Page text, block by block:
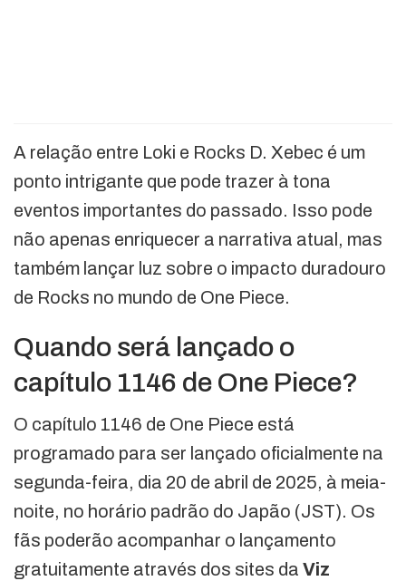
A relação entre Loki e Rocks D. Xebec é um
ponto intrigante que pode trazer à tona
eventos importantes do passado. Isso pode
não apenas enriquecer a narrativa atual, mas
também lançar luz sobre o impacto duradouro
de Rocks no mundo de One Piece.
Quando será lançado o
capítulo 1146 de One Piece?
O capítulo 1146 de One Piece está
programado para ser lançado oficialmente na
segunda-feira, dia 20 de abril de 2025, à meia-
noite, no horário padrão do Japão (JST). Os
fãs poderão acompanhar o lançamento
gratuitamente através dos sites da Viz